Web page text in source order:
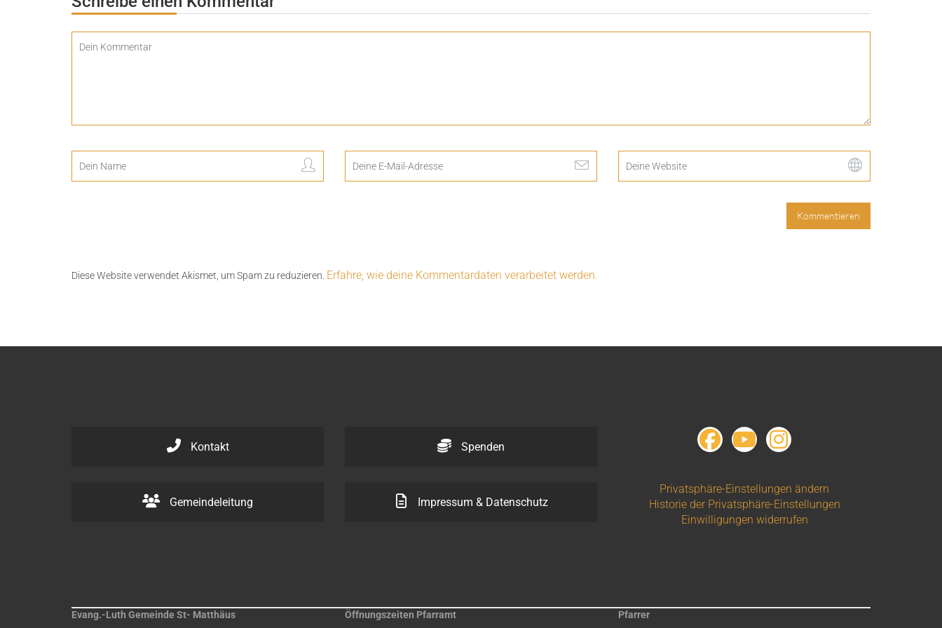
Diese Website verwendet Akismet, um Spam zu reduzieren. Erfahre, wie deine Kommentardaten verarbeitet werden.
Kontakt
Gemeindeleitung
Spenden
Impressum & Datenschutz
Privatsphäre-Einstellungen ändern
Historie der Privatsphäre-Einstellungen
Einwilligungen widerrufen
Evang.-Luth Gemeinde St- Matthäus Öffnungszeiten Pfarramt Pfarrer